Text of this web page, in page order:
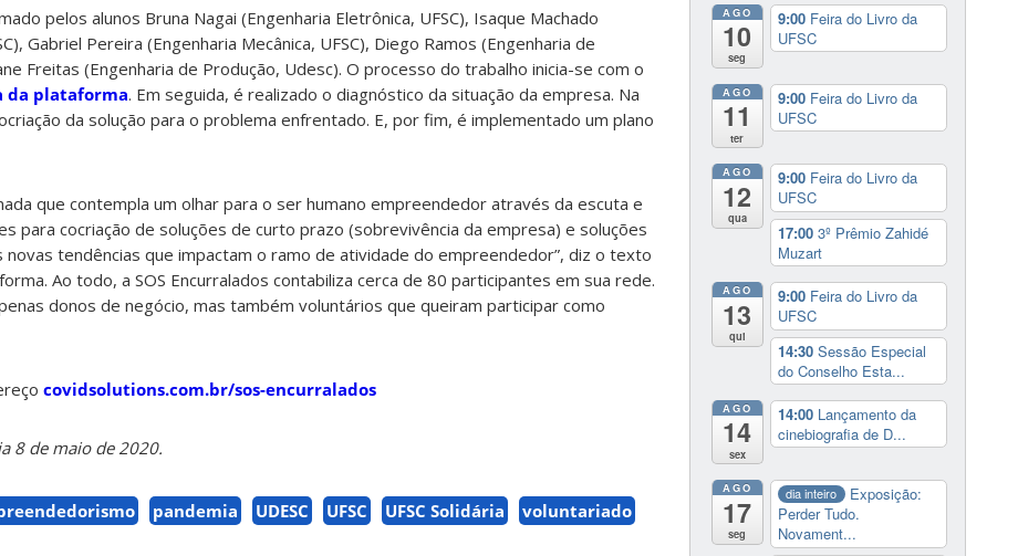
pelos alunos Bruna Nagai (Engenharia Eletrônica, UFSC), Isaque Machado
Gabriel Pereira (Engenharia Mecânica, UFSC), Diego Ramos (Engenharia de
Freitas (Engenharia de Produção, Udesc). O processo do trabalho inicia-se com o
da plataforma. Em seguida, é realizado o diagnóstico da situação da empresa. Na
da solução para o problema enfrentado. E, por fim, é implementado um plano
que contempla um olhar para o ser humano empreendedor através da escuta e
para cocriação de soluções de curto prazo (sobrevivência da empresa) e soluções
novas tendências que impactam o ramo de atividade do empreendedor”, diz o texto
Ao todo, a SOS Encurralados contabiliza cerca de 80 participantes em sua rede.
donos de negócio, mas também voluntários que queiram participar como
covidsolutions.com.br/sos-encurralados
8 de maio de 2020.
pandemia UDESC UFSC UFSC Solidária voluntariado
AGO
10
seg
9:00 Feira do Livro da
UFSC
AGO
11
ter
9:00 Feira do Livro da
UFSC
AGO
12
qua
9:00 Feira do Livro da
UFSC
17:00 3º Prêmio Zahidé
Muzart
AGO
13
qui
9:00 Feira do Livro da
UFSC
14:30 Sessão Especial
do Conselho Esta...
AGO
14
sex
14:00 Lançamento da
cinebiografia de D...
AGO
17
seg
dia inteiro
Exposição:
Perder Tudo.
Novament...